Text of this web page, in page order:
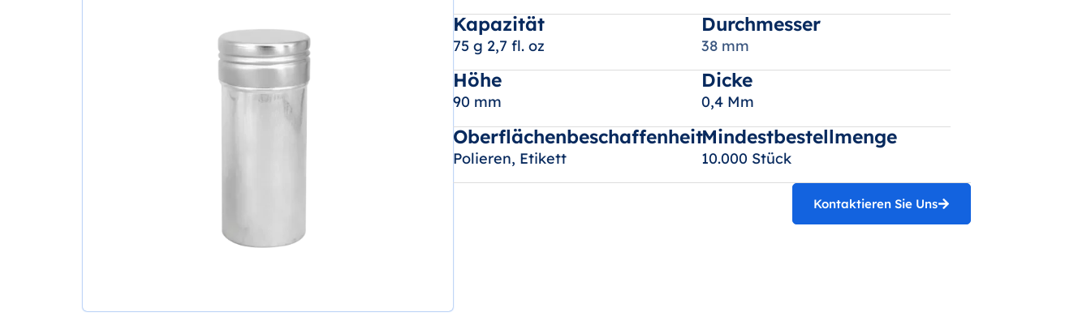
Kapazität
75 g 2,7 fl. oz
Durchmesser
38 mm
Höhe
90 mm
Dicke
0,4 Mm
Oberflächenbeschaffenheit
Polieren, Etikett
Mindestbestellmenge
10.000 Stück
Kontaktieren Sie Uns